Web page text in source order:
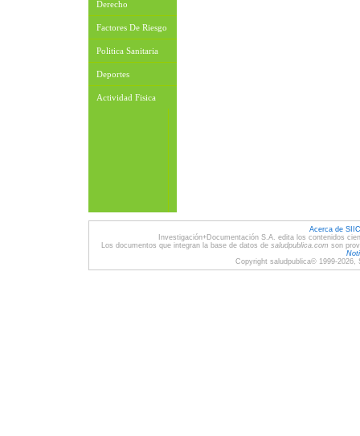
Derecho
Factores De Riesgo
Politica Sanitaria
Deportes
Actividad Fisica
Acerca de
Investigación+Documentación S.A. edita los contenidos
Los documentos que integran la base de datos de saludpublica.com son
Copyright saludpublica© 1999-